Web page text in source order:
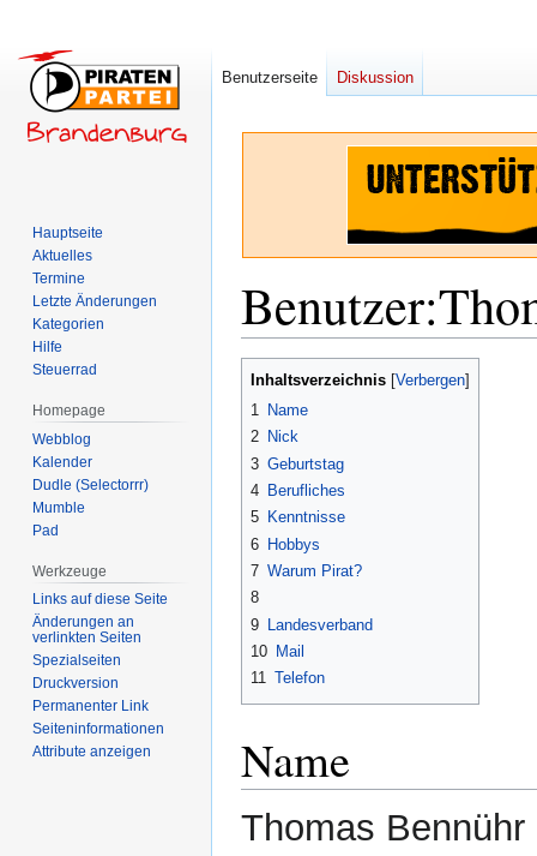
Benutzer:
Zur
Zur
Inhaltsverzeichnis
1
Name
2 Nick
3 Geburtstag
4 Berufliches
5 Kenntnisse
6 Hobbys
7 Warum Pirat?
8
9 Landesverband
10 Mail
11 Telefon
Name
Thomas Bennühr
Benutzerseite Diskussion
Hauptseite
Aktuelles
Termine
Letzte Änderungen
Kategorien
Hilfe
Steuerrad
Homepage
Webblog
Kalender
Dudle (Selectorrr)
Mumble
Pad
Werkzeuge
Links auf diese Seite
Änderungen an
verlinkten Seiten
Spezialseiten
Druckversion
Permanenter Link
Seiten­­informationen
Attribute anzeigen